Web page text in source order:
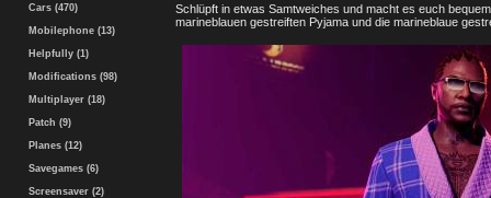
Cars (470)
Mobilephone (13)
Helpfully (1)
Modifications (98)
Multiplayer (18)
Patch (9)
Planes (12)
Savegames (6)
Screensaver (2)
Schlüpft in etwas Samtweiches und macht es euch
marineblauen gestreiften Pyjama und die marineblaue